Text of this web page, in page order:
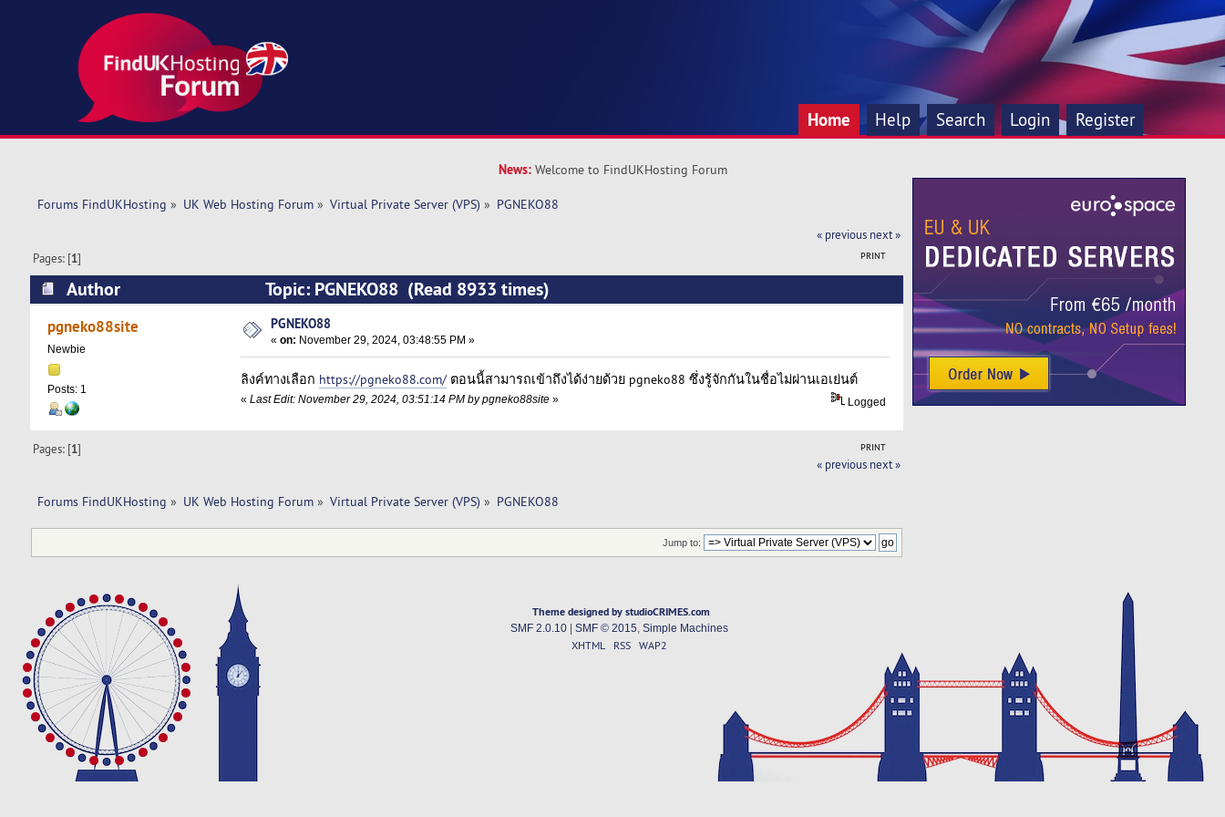
Home Help Search Login Register
News: Welcome to FindUKHosting Forum
Forums FindUKHosting » UK Web Hosting Forum» Virtual Private Server (VPS) » PGNEKO88
« previous next »
PRINT
Pages: [1]
Author Topic: PGNEKO88 (Read 8933 times)
pgneko88site
Newbie
Posts: 1
PGNEKO88
«on: November 29, 2024, 03:48:55 PM »
ลิงค์ทางเลือก https://pgneko88.com/ตอนนี้สามารถเข้าถึงได้ง่ายด้วย pgneko88 ซึ่งรู้จักกันในชื่อไม่ผ่านเอเย่นต์
« Last Edit: November 29, 2024, 03:51:14 PM by pgneko88site» Logged
PRINT
Pages: [1]
« previous next »
Forums FindUKHosting » UK Web Hosting Forum» Virtual Private Server (VPS) » PGNEKO88
Jump to:
Theme designed by studioCRIMES.com
SMF 2.0.10| SMF © 2015 Simple Machines
XHTML RSS WAP2